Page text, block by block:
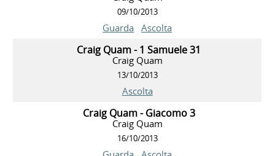
09/10/2013
Guarda Ascolta
Craig Quam - 1 Samuele 31
Craig Quam
13/10/2013
Ascolta
Craig Quam - Giacomo 3
Craig Quam
16/10/2013